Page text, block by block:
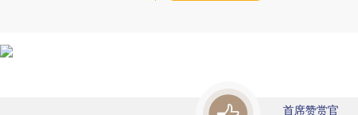
首席赞赏官